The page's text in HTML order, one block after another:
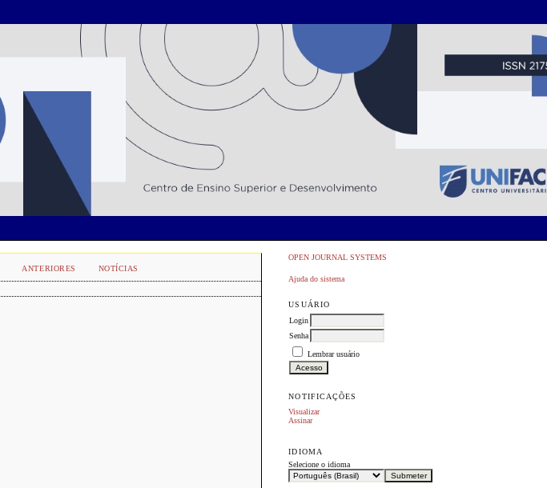
OPEN JOURNAL SYSTEMS
Ajuda do sistema
USUÁRIO
Login
Senha
Lembrar usuário
NOTIFICAÇÕES
Visualizar
Assinar
IDIOMA
Selecione o idioma
ANTERIORES NOTÍCIAS